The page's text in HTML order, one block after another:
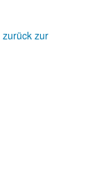
zurück zur